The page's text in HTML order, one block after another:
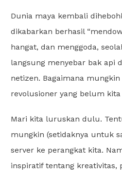
Dunia maya kembali
dikabarkan berhasil
hangat, dan menggoda,
langsung menyebar bak api
netizen. Bagaimana
revolusioner yang belum
Mari kita luruskan dulu.
mungkin (setidaknya untuk
server ke perangkat kita.
inspiratif tentang kreativitas,